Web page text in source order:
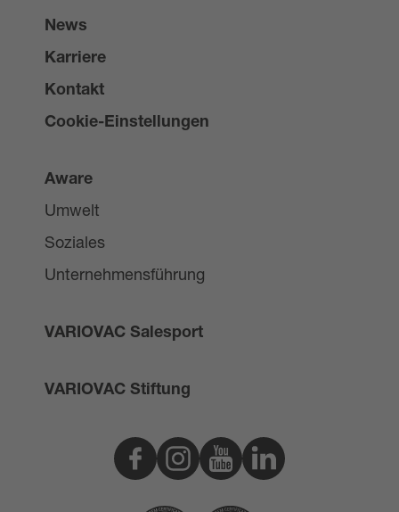
News
Karriere
Kontakt
Cookie-Einstellungen
Aware
Umwelt
Soziales
Unternehmensführung
VARIOVAC Salesport
VARIOVAC Stiftung
FacebookInstagramYoutubeLinkedin